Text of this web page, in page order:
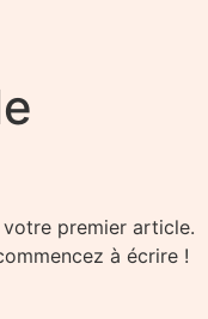
votre premier article.
à écrire !